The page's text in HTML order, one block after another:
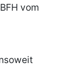
vom